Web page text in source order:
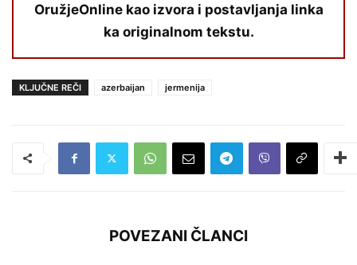
OružjeOnline kao izvora i postavljanja linka
ka originalnom tekstu.
KLJUČNE REČI azerbaijan jermenija
POVEZANI ČLANCI